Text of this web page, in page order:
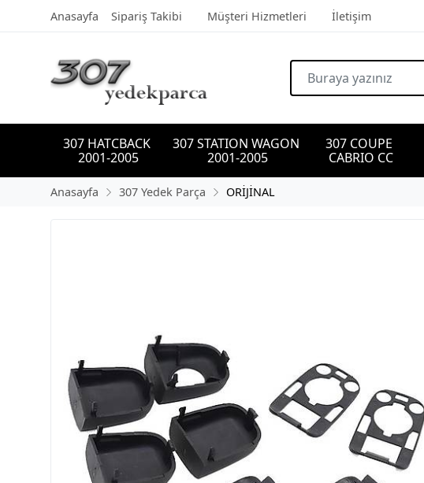
Anasayfa Sipariş Takibi Müşteri Hizmetleri İletişim
307 HATCBACK
2001-2005
307 STATION WAGON
2001-2005
307 COUPE
CABRIO CC
Anasayfa 307 Yedek Parça ORİJİNAL